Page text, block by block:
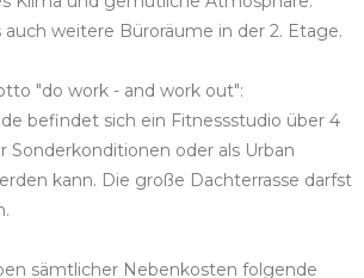
weitere Büroräume in der 2. Etage.
"do work - and work out":
befindet sich ein Fitnessstudio über 4
Sonderkonditionen oder als Urban
kann. Die große Dachterrasse darfst
sämtlicher Nebenkosten folgende